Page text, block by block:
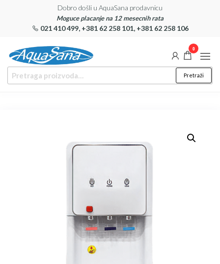
Dobro došli u AquaSana prodavnicu
Moguce placanje na 12 mesecnih rata
021 410 499, +381 62 258 101, +381 62 258 106
Aqua
Sana
AquaSana
– Uređaji
za
Pretraži
0